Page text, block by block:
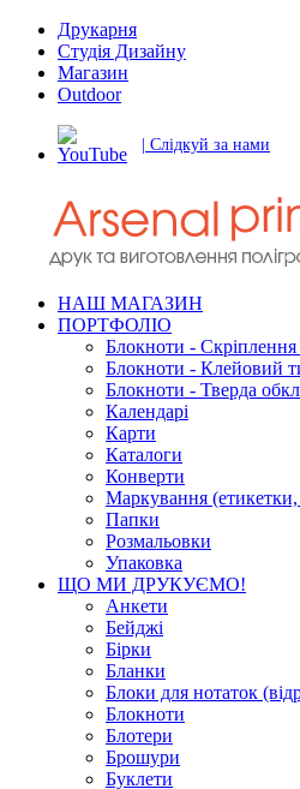
Друкарня
Студія Дизайну
Магазин
Outdoor
| Слідкуй за нами
НАШ МАГАЗИН
ПОРТФОЛІО
Блокноти -
Блокноти - Клейовий
Блокноти - Тверда
Календарі
Карти
Каталоги
Конверти
Маркування (етикетки,
Папки
Розмальовки
Упаковка
ЩО МИ ДРУКУЄМО!
Анкети
Бейджі
Бірки
Бланки
Блоки для нотаток
Блокноти
Блотери
Брошури
Буклети